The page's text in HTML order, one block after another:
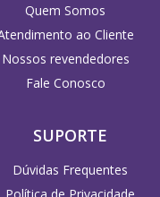
Quem Somos
ao Cliente
Nossos revendedores
Fale Conosco
SUPORTE
Dúvidas Frequentes
Política de Privacidade